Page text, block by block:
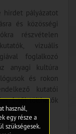
hirdet pályázatot
és közösségi
részvételen
vizuális
foglalkozó
anyagi kultúra
és rokon
kutatói
1-től tölthetők
használ,
egy része a